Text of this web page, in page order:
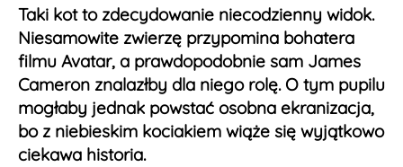
Taki kot to zdecydowanie niecodzienny widok.
Niesamowite zwierzę przypomina bohatera
filmu Avatar, a prawdopodobnie sam James
Cameron znalazłby dla niego rolę. O tym pupilu
mogłaby jednak powstać osobna ekranizacja,
bo z niebieskim kociakiem wiąże się wyjątkowo
ciekawa historia.